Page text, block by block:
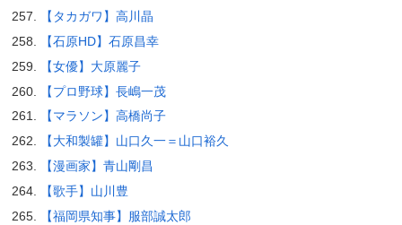
【タカガワ】高川晶
【石原HD】石原昌幸
【女優】大原麗子
【プロ野球】長嶋一茂
【マラソン】高橋尚子
【大和製罐】山口久一＝山口裕久
【漫画家】青山剛昌
【歌手】山川豊
【福岡県知事】服部誠太郎